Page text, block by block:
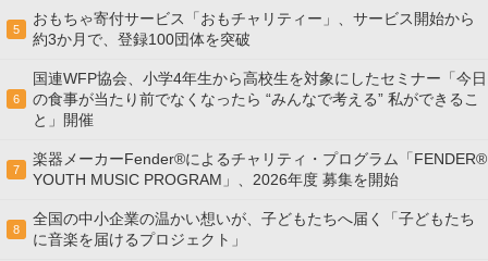
5
おもちゃ寄付サービス「おもチャリティー」、サービス開始から
約3か月で、登録100団体を突破
6
国連WFP協会、小学4年生から高校生を対象にしたセミナー「今日
の食事が当たり前でなくなったら “みんなで考える” 私ができるこ
と」開催
7
楽器メーカーFender®によるチャリティ・プログラム「FENDER®︎
YOUTH MUSIC PROGRAM」、2026年度 募集を開始
8
全国の中小企業の温かい想いが、子どもたちへ届く「子どもたち
に音楽を届けるプロジェクト」